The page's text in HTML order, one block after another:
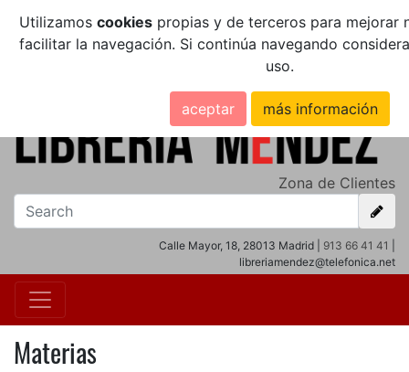
Utilizamos cookiespropias y de terceros para mejorar
facilitar la navegación. Si continúa navegando
uso.
aceptar más información
Zona de Clientes
Calle Mayor, 18, 28013 Madrid | 913 66 41 41
libreriamendez@telefonica.net
Materias